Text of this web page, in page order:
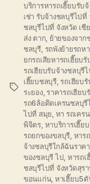
Tags
บริการหารถเฮี๊ยบรับ
เช่า รับจ้างชลบุรีไปที่
ชลบุรีไปที่ จังหวัด เชี
ส่ง ตาก ย้ายของจาก
ชลบุรี รถพังย้ายรถห
ยกรถเสียหารถเฮี๊ยบ
รถเฮียบรับจ้างชลบุรี
เฮี๊ยบชลบุรี, รถเฮียบ
ระยอง, ราคารถเฮีย
รถ6ล้อติดเครนชลบุรี
ไปที่ สมุย หา รถเคร
พิจิตร หาบริการเฮี๊ย
รถยกของขลบุรี หาร
จ้างชลบุรีใกล้ฉันราค
ของชลบุรี ไป หารถเ
ชลบุรีไปที่ จังหวัดสุร
ขอนแก่น, หาเฮี๊ยบ5